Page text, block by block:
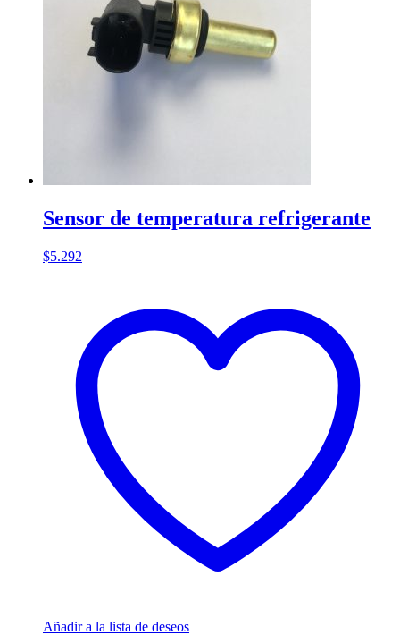
Sensor de temperatura refrigerante
$5.292
Añadir a la lista de deseos